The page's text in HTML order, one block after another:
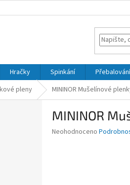
Hračky Spinkání Přebalování
pleny MININOR Mušelínové
MININOR
Průměrné
Neohodnoceno